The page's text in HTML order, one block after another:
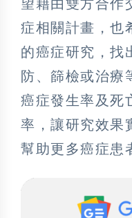
望藉由雙方合作
症相關計畫，也
的癌症研究，找
防、篩檢或治療
癌症發生率及死
率，讓研究效果
幫助更多癌症患